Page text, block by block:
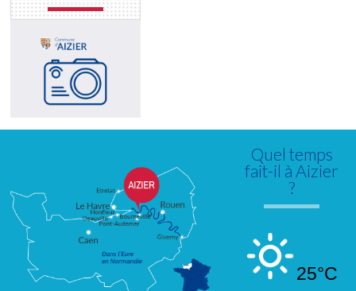
Quel temps
fait-il à Aizier
?
25°C